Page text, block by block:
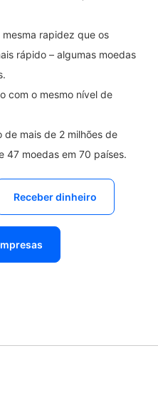
rapidez que os
rápido – algumas moedas
com o mesmo nível de
mais de 2 milhões de
47 moedas em 70 países.
Receber dinheiro